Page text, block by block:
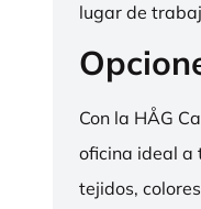
lugar de
Con la HÅG
oficina ideal a
tejidos,